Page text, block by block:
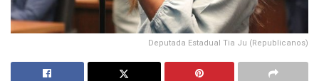
Deputada Estadual Tia Ju (Republicanos)